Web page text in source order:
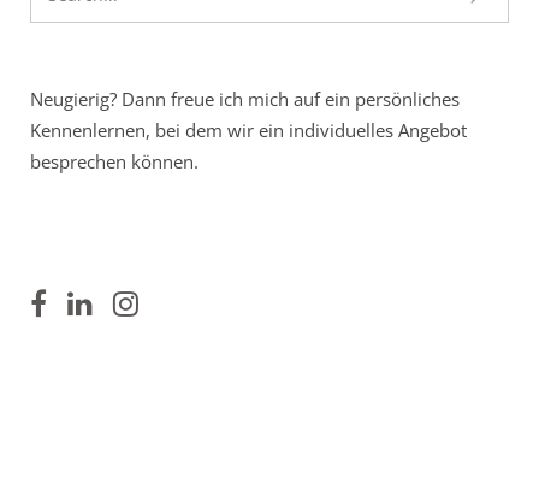
Neugierig? Dann freue ich mich auf ein persönliches
Kennenlernen, bei dem wir ein individuelles Angebot
besprechen können.